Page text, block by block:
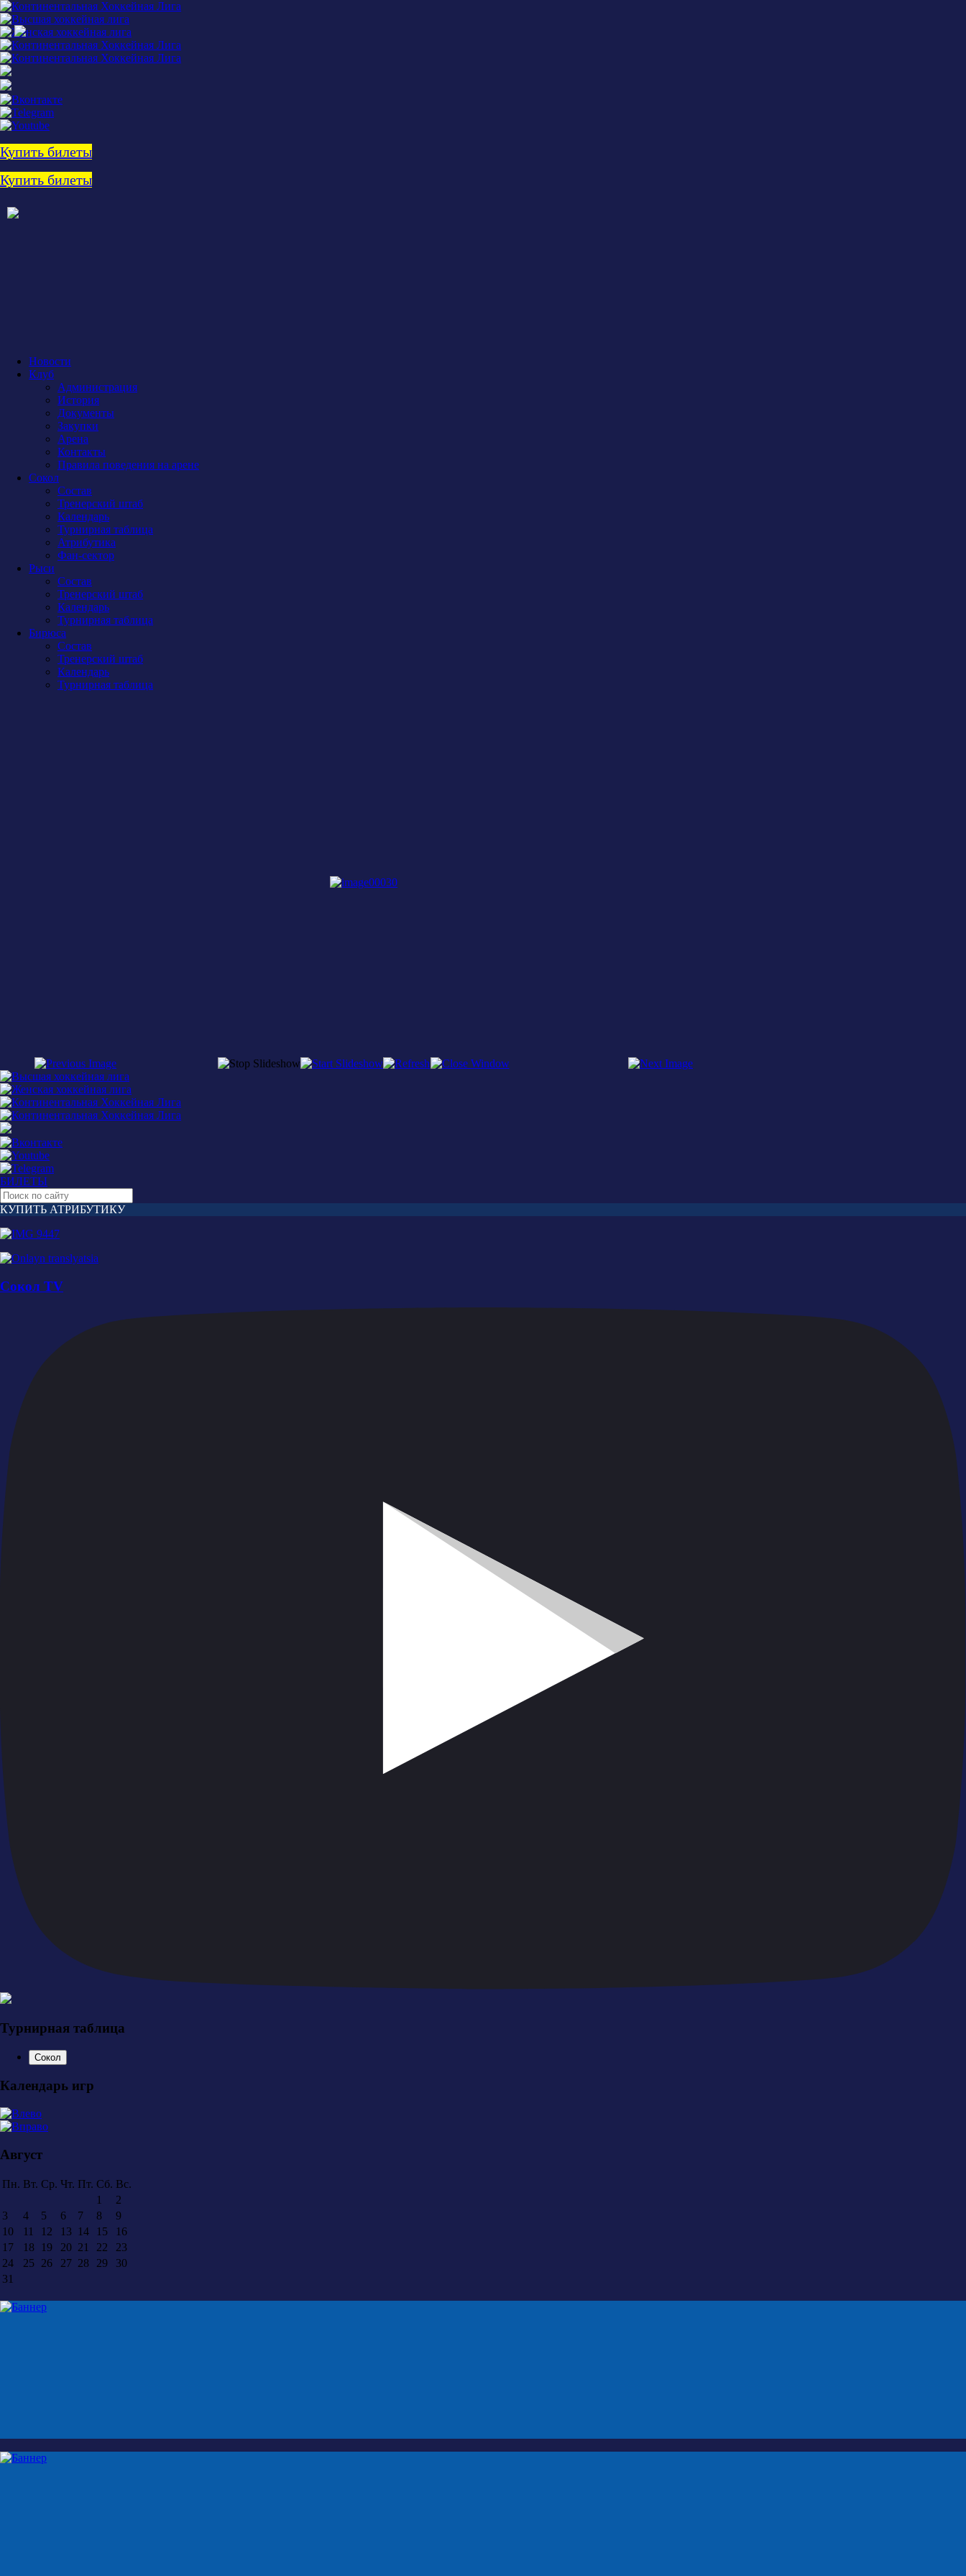
Купить билеты
Купить билеты
Новости
Клуб
Администрация
История
Документы
Закупки
Арена
Контакты
Правила поведения на арене
Сокол
Состав
Тренерский штаб
Календарь
Турнирная таблица
Атрибутика
Фан-сектор
Рыси
Состав
Тренерский штаб
Календарь
Турнирная таблица
Бирюса
Состав
Тренерский штаб
Календарь
Турнирная таблица
БИЛЕТЫ
КУПИТЬ АТРИБУТИКУ
Сокол TV
Турнирная таблица
Сокол
Календарь игр
Август
Пн. Вт. Ср. Чт. Пт. Сб. Вс.
1
2
3
4 5 6 7 8
9
10
11 12 13 14 15
16
17
18 19 20 21 22
23
24
25 26 27 28 29
30
31